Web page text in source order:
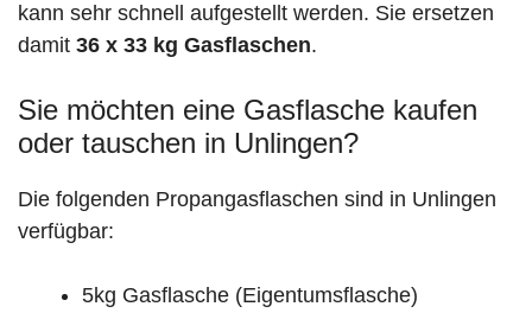
kann sehr schnell aufgestellt werden. Sie ersetzen
damit 36 x 33 kg Gasflaschen.
Sie möchten eine Gasflasche kaufen
oder tauschen in Unlingen?
Die folgenden Propangasflaschen sind in Unlingen
verfügbar:
5kg Gasflasche (Eigentumsflasche)